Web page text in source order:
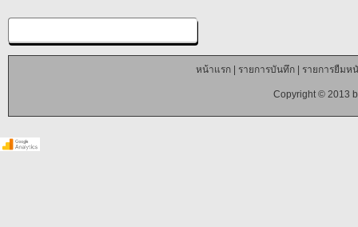
หน้าแรก| รายการบันทึก| รายการยืมห
Copyright © 2013